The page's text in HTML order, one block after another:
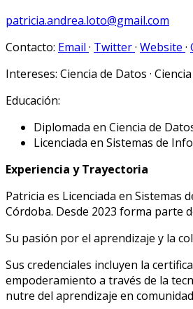
patricia.andrea.loto@gmail.com
Contacto: Email · Twitter· Website ·
Intereses: Ciencia de Datos ·
Educación:
Diplomada en Ciencia de
Licenciada en Sistemas de
Experiencia y Trayectoria
Patricia es Licenciada en Sistemas
Córdoba. Desde 2023 forma parte
Su pasión por el aprendizaje y la
Sus credenciales incluyen la
empoderamiento a través de la
nutre del aprendizaje en